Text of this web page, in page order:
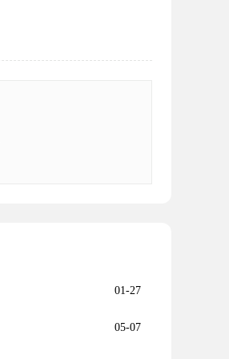
01-27
05-07